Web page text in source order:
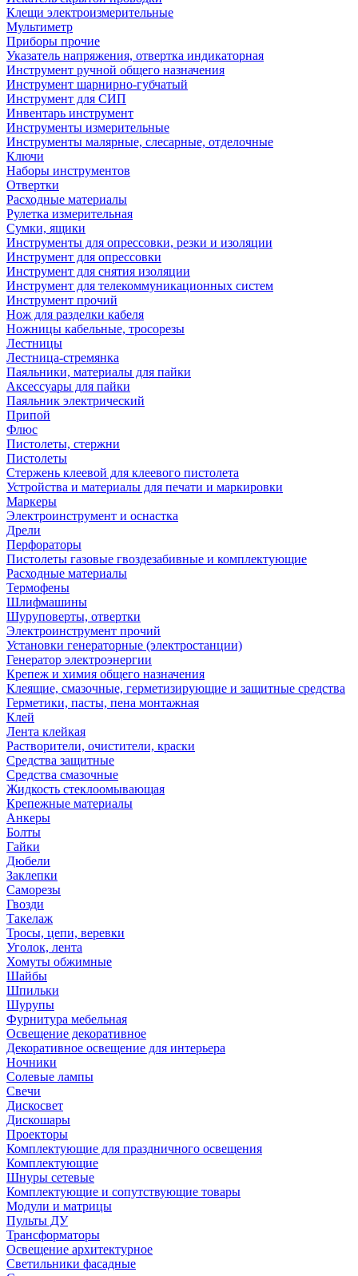
Клещи электроизмерительные
Мультиметр
Приборы прочие
Указатель напряжения, отвертка индикаторная
Инструмент ручной общего назначения
Инструмент шарнирно-губчатый
Инструмент для СИП
Инвентарь инструмент
Инструменты измерительные
Инструменты малярные, слесарные, отделочные
Ключи
Наборы инструментов
Отвертки
Расходные материалы
Рулетка измерительная
Сумки, ящики
Инструменты для опрессовки, резки и изоляции
Инструмент для опрессовки
Инструмент для снятия изоляции
Инструмент для телекоммуникационных систем
Инструмент прочий
Нож для разделки кабеля
Ножницы кабельные, тросорезы
Лестницы
Лестница-стремянка
Паяльники, материалы для пайки
Аксессуары для пайки
Паяльник электрический
Припой
Флюс
Пистолеты, стержни
Пистолеты
Стержень клеевой для клеевого пистолета
Устройства и материалы для печати и маркировки
Маркеры
Электроинструмент и оснастка
Дрели
Перфораторы
Пистолеты газовые гвоздезабивные и комплектующие
Расходные материалы
Термофены
Шлифмашины
Шуруповерты, отвертки
Электроинструмент прочий
Установки генераторные (электростанции)
Генератор электроэнергии
Крепеж и химия общего назначения
Клеящие, смазочные, герметизирующие и защитные средства
Герметики, пасты, пена монтажная
Клей
Лента клейкая
Растворители, очистители, краски
Средства защитные
Средства смазочные
Жидкость стеклоомывающая
Крепежные материалы
Анкеры
Болты
Гайки
Дюбели
Заклепки
Саморезы
Гвозди
Такелаж
Тросы, цепи, веревки
Уголок, лента
Хомуты обжимные
Шайбы
Шпильки
Шурупы
Фурнитура мебельная
Освещение декоративное
Декоративное освещение для интерьера
Ночники
Солевые лампы
Свечи
Дискосвет
Дискошары
Проекторы
Комплектующие для праздничного освещения
Комплектующие
Шнуры сетевые
Комплектующие и сопутствующие товары
Модули и матрицы
Пульты ДУ
Трансформаторы
Освещение архитектурное
Светильники фасадные